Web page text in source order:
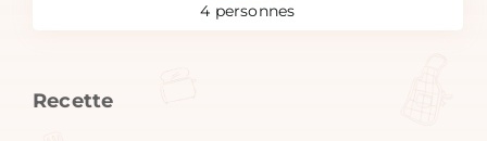
4 personnes
Recette